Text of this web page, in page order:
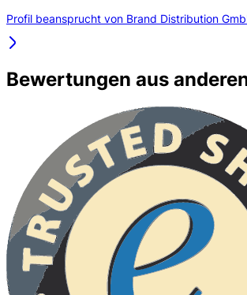
Profil beansprucht von Brand Distribution
Bewertungen aus